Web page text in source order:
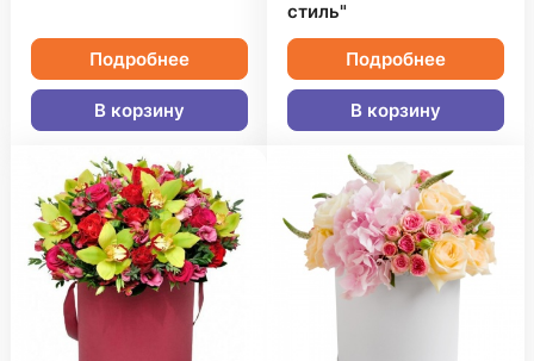
Подробнее
В корзину
стиль"
Подробнее
В корзину